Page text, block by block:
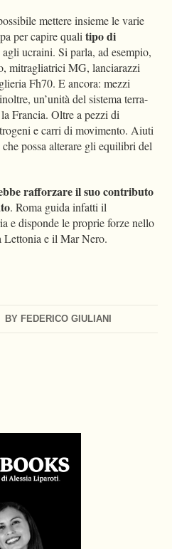
BY FEDERICO GIULIANI
mettere insieme le varie
per capire qualitipo di
ucraini. Si parla, ad esempio,
mitragliatrici MG, lanciarazzi
Fh70. E ancora: mezzi
un’unità del sistema terra-
Francia. Oltre a pezzi di
e carri di movimento. Aiuti
possa alterare gli equilibri del
rafforzare il suo contributo
. Roma guida infatti il
e disponde le proprie forze nello
Lettonia e il Mar Nero.